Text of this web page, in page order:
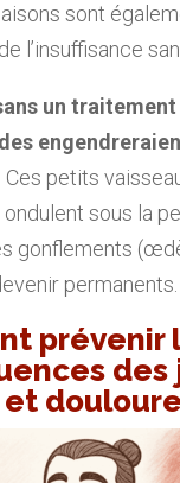
sont
l’insuffisance
un
Ces petits
sous la
gonflements
permanents.
prévenir
des